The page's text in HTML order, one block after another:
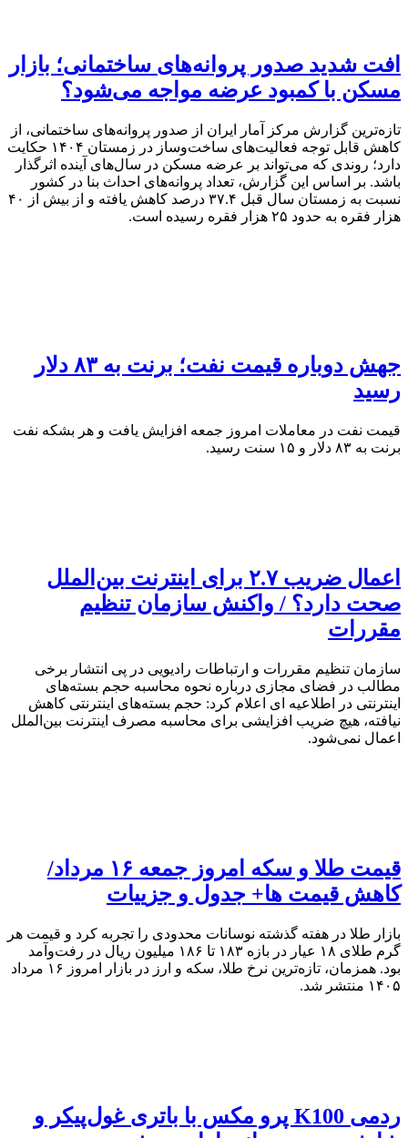
افت شدید صدور پروانه‌های ساختمانی؛ بازار
مسکن با کمبود عرضه مواجه می‌شود؟
تازه‌ترین گزارش مرکز آمار ایران از صدور پروانه‌های ساختمانی، از
کاهش قابل توجه فعالیت‌های ساخت‌وساز در زمستان ۱۴۰۴ حکایت
دارد؛ روندی که می‌تواند بر عرضه مسکن در سال‌های آینده اثرگذار
باشد. بر اساس این گزارش، تعداد پروانه‌های احداث بنا در کشور
نسبت به زمستان سال قبل ۳۷.۴ درصد کاهش یافته و از بیش از ۴۰
هزار فقره به حدود ۲۵ هزار فقره رسیده است.
جهش دوباره قیمت نفت؛ برنت به ۸۳ دلار
رسید
قیمت نفت در معاملات امروز جمعه افزایش یافت و هر بشکه نفت
برنت به ۸۳ دلار و ۱۵ سنت رسید.
اعمال ضریب ۲.۷ برای اینترنت بین‌الملل
صحت دارد؟ / واکنش سازمان تنظیم
مقررات
سازمان تنظیم مقررات و ارتباطات رادیویی در پی انتشار برخی
مطالب در فضای مجازی درباره نحوه محاسبه حجم بسته‌های
اینترنتی در اطلاعیه ای اعلام کرد: حجم بسته‌های اینترنتی کاهش
نیافته، هیچ ضریب افزایشی برای محاسبه مصرف اینترنت بین‌الملل
اعمال نمی‌شود.
قیمت طلا و سکه امروز جمعه ۱۶ مرداد/
کاهش قیمت ها+ جدول و جزییات
بازار طلا در هفته گذشته نوسانات محدودی را تجربه کرد و قیمت هر
گرم طلای ۱۸ عیار در بازه ۱۸۳ تا ۱۸۶ میلیون ریال در رفت‌وآمد
بود. همزمان، تازه‌ترین نرخ طلا، سکه و ارز در بازار امروز ۱۶ مرداد
۱۴۰۵ منتشر شد.
ردمی K100 پرو مکس با باتری غول‌پیکر و